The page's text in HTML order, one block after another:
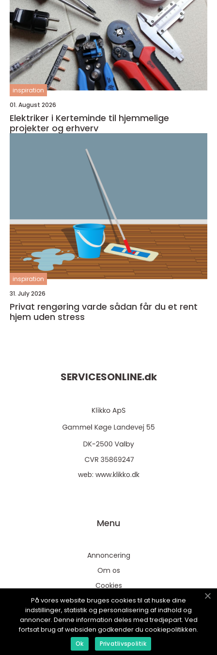
inspiration
01. August 2026
Elektriker i Kerteminde til hjemmelige
projekter og erhverv
inspiration
31. July 2026
Privat rengøring varde sådan får du et rent
hjem uden stress
SERVICESONLINE.dk
web: www.klikko.dk
Menu
Annoncering
Om os
Cookies
Kontakt os
Sitemap
På vores website bruges cookies til at huske dine
indstillinger, statistik og personalisering af indhold og
annoncer. Denne information deles med tredjepart. Ved
fortsat brug af websiden godkender du cookiepolitikken.
Ok Privatlivspolitik